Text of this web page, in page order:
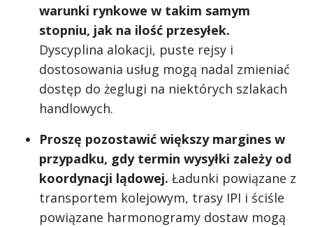
warunki rynkowe w takim samym
stopniu, jak na ilość przesyłek.
Dyscyplina alokacji, puste rejsy i
dostosowania usług mogą nadal zmieniać
dostęp do żeglugi na niektórych szlakach
handlowych.
Proszę pozostawić większy margines w
przypadku, gdy termin wysyłki zależy od
koordynacji lądowej. Ładunki powiązane z
transportem kolejowym, trasy IPI i ściśle
powiązane harmonogramy dostaw mogą